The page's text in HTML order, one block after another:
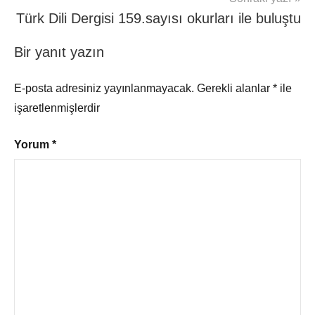
Türk Dili Dergisi 159.sayısı okurları ile buluştu
Bir yanıt yazın
E-posta adresiniz yayınlanmayacak. Gerekli alanlar * ile
işaretlenmişlerdir
Yorum *